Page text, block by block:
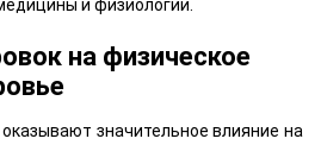
и физиологии.
на физическое
значительное влияние на